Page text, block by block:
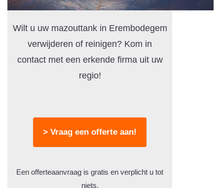
Wilt u uw mazouttank in Erembodegem
verwijderen of reinigen? Kom in
contact met een erkende firma uit uw
regio!
> Vraag een offerte aan!
Een offerteaanvraag is gratis en verplicht u tot
niets.